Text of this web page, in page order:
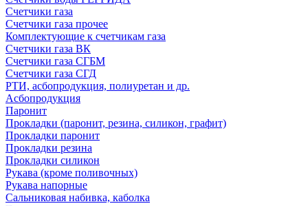
Счетчики газа
Счетчики газа прочее
Комплектующие к счетчикам газа
Счетчики газа ВК
Счетчики газа СГБМ
Счетчики газа СГД
РТИ, асбопродукция, полиуретан и др.
Асбопродукция
Паронит
Прокладки (паронит, резина, силикон, графит)
Прокладки паронит
Прокладки резина
Прокладки силикон
Рукава (кроме поливочных)
Рукава напорные
Сальниковая набивка, каболка